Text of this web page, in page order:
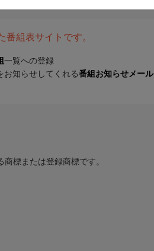
組表サイトです。
一覧への登録
お知らせしてくれる番組お知らせメール
標または登録商標です。